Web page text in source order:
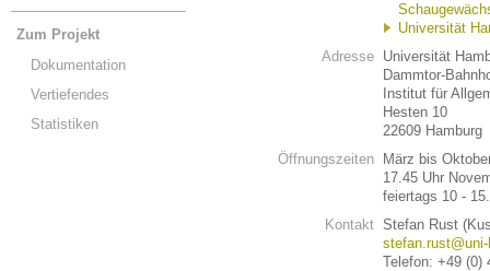
Zum Projekt
Dokumentation
Vertiefendes
Statistiken
Universität
Adresse Universität
Dammtor-
Institut für
Hesten 10
22609 Hamburg
Öffnungszeiten
März bis
17.45 Uhr
feiertags 10 -
Kontakt Stefan Rust
Telefon: +49 (0)